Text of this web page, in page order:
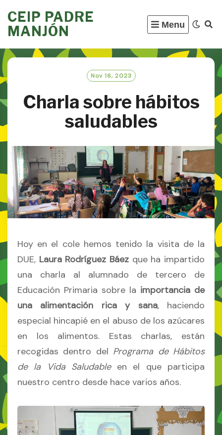
to
content
CEIP PADRE
MANJÓN
Menu
Nov 16, 2023
Charla sobre hábitos
saludables
Hoy en el cole hemos tenido la visita de la
DUE, Laura Rodríguez Báez que ha impartido
una charla al alumnado de tercero de
Educación Primaria sobre la importancia de
una alimentación rica y sana, haciendo
especial hincapié en el abuso de los azúcares
en los alimentos. Estas charlas, están
recogidas dentro del Programa de Hábitos
de la Vida Saludableen el que participa
nuestro centro desde hace varios años.